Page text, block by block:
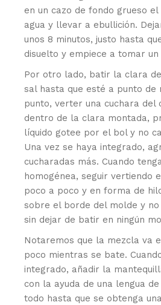
en un cazo de fondo grueso
agua y llevar a ebullición.
unos 8 minutos, justo hasta
disuelto y empiece a tomar
Por otro lado, batir la clara
sal hasta que esté a punto de
punto, verter una cuchara del
dentro de la clara montada,
líquido gotee por el bol y no
Una vez se haya integrado,
cucharadas más. Cuando
homogénea, seguir vertiendo
poco a poco y en forma de
sobre el borde del molde y
sin dejar de batir en ningún
Notaremos que la mezcla va
poco mientras se bate.
integrado, añadir la
con la ayuda de una lengua
todo hasta que se obtenga